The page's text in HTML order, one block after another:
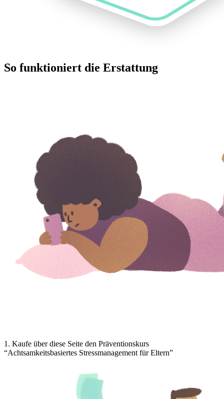
So funktioniert die Erstattung
1. Kaufe über diese Seite den Präventionskurs
“Achtsamkeitsbasiertes Stressmanagement für Eltern”